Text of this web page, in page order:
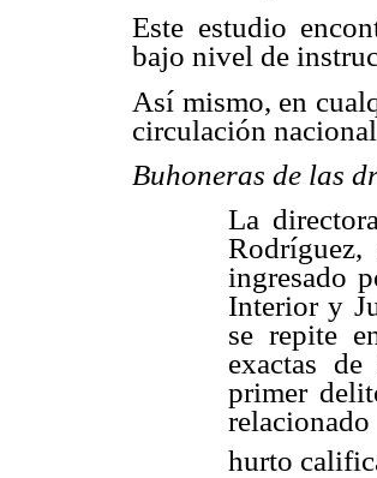
Este estudio
bajo nivel de
Así mismo, en
circulación
Buhoneras de las
La
ingresado
Interior y
se repite
exactas
primer
hurto